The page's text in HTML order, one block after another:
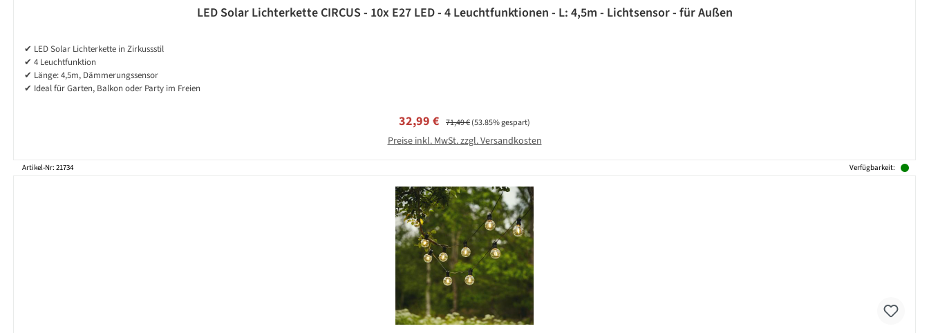
LED Solar Lichterkette CIRCUS - 10x E27 LED - 4 Leuchtfunktionen - L: 4,5m - Lichtsensor - für Außen
✔ LED Solar Lichterkette in Zirkussstil
✔ 4 Leuchtfunktion
✔ Länge: 4,5m, Dämmerungssensor
✔ Ideal für Garten, Balkon oder Party im Freien
Verkaufspreis:
32,99 € Regulärer Preis:
71,49 €(53.85% gespart)
Preise inkl. MwSt. zzgl. Versandkosten
Artikel-Nr: 21734 Verfügbarkeit: